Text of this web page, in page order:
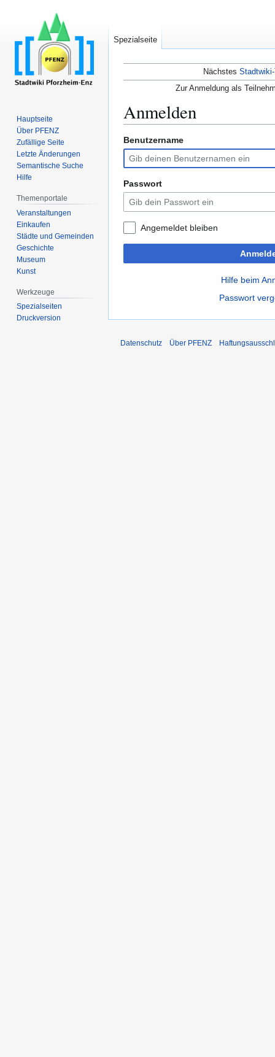
Nächstes
Zur Anmeldung als
Anmelden
Zur
Navigation
springen
Zur
Suche
springen
Benutzername
Passwort
Angemeldet bleiben
Hilfe beim
Passwort
Spezialseite
Hauptseite
Über PFENZ
Zufällige Seite
Letzte Änderungen
Semantische Suche
Hilfe
Themenportale
Veranstaltungen
Einkaufen
Städte und Gemeinden
Geschichte
Museum
Kunst
Werkzeuge
Spezialseiten
Druckversion
Datenschutz Über PFENZ